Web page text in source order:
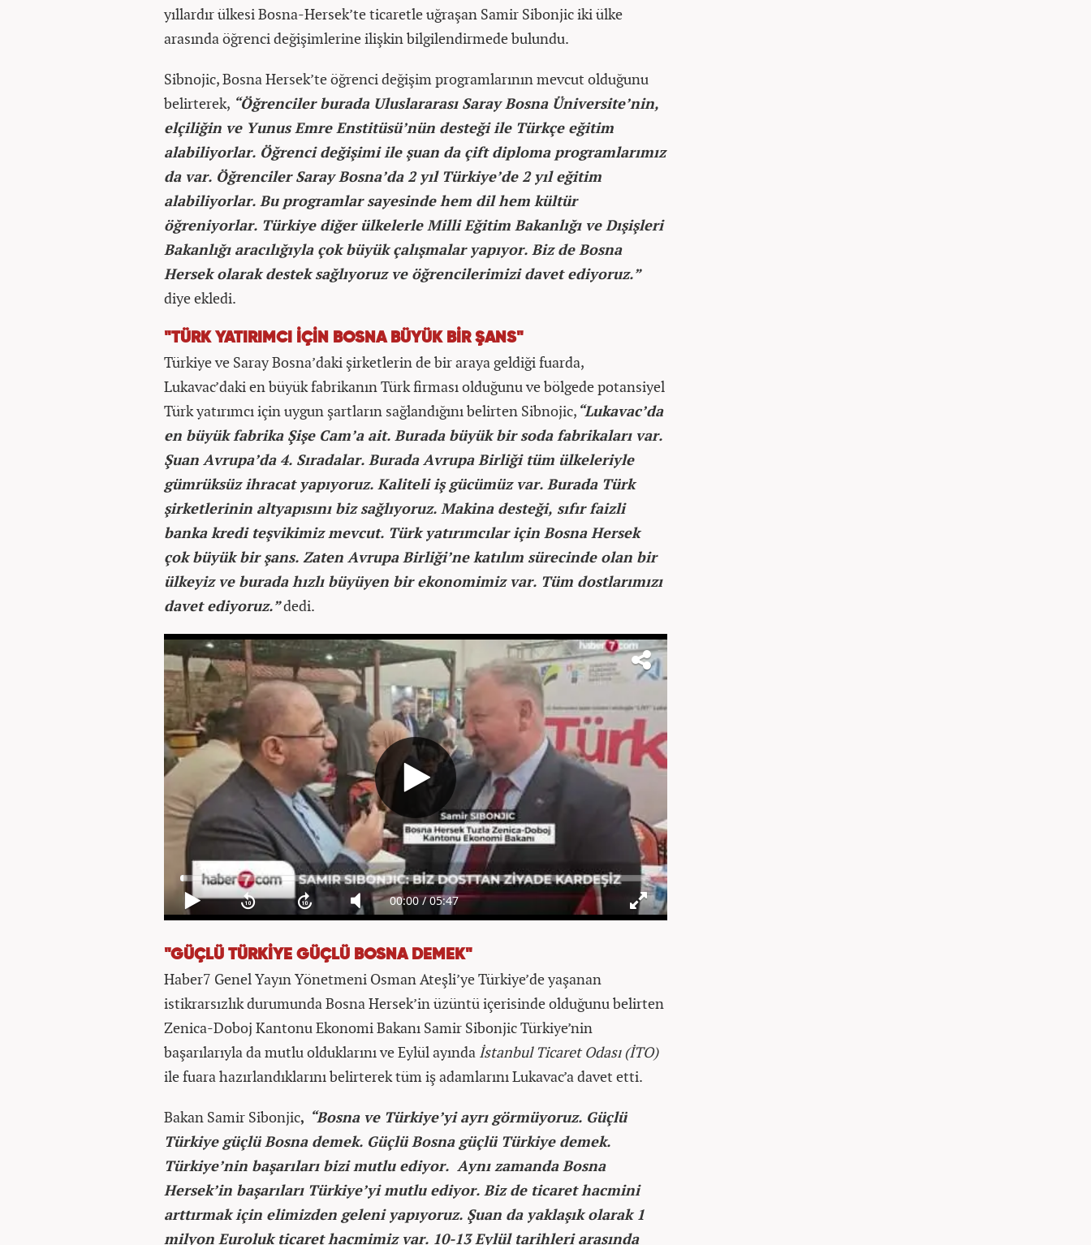
yıllardır ülkesi Bosna-Hersek’te ticaretle uğraşan Samir Sibonjic iki ülke
arasında öğrenci değişimlerine ilişkin bilgilendirmede bulundu.
Sibnojic, Bosna Hersek’te öğrenci değişim programlarının mevcut olduğunu
belirterek, “Öğrenciler burada Uluslararası Saray Bosna Üniversite’nin,
elçiliğin ve Yunus Emre Enstitüsü’nün desteği ile Türkçe eğitim
alabiliyorlar. Öğrenci değişimi ile şuan da çift diploma programlarımız
da var. Öğrenciler Saray Bosna’da 2 yıl Türkiye’de 2 yıl eğitim
alabiliyorlar. Bu programlar sayesinde hem dil hem kültür
öğreniyorlar. Türkiye diğer ülkelerle Milli Eğitim Bakanlığı ve Dışişleri
Bakanlığı aracılığıyla çok büyük çalışmalar yapıyor. Biz de Bosna
Hersek olarak destek sağlıyoruz ve öğrencilerimizi davet ediyoruz.”
diye ekledi.
"TÜRK YATIRIMCI İÇİN BOSNA BÜYÜK BİR ŞANS"
Türkiye ve Saray Bosna’daki şirketlerin de bir araya geldiği fuarda,
Lukavac’daki en büyük fabrikanın Türk firması olduğunu ve bölgede potansiyel
Türk yatırımcı için uygun şartların sağlandığını belirten Sibnojic, “Lukavac’da
en büyük fabrika Şişe Cam’a ait. Burada büyük bir soda fabrikaları var.
Şuan Avrupa’da 4. Sıradalar. Burada Avrupa Birliği tüm ülkeleriyle
gümrüksüz ihracat yapıyoruz. Kaliteli iş gücümüz var. Burada Türk
şirketlerinin altyapısını biz sağlıyoruz. Makina desteği, sıfır faizli
banka kredi teşvikimiz mevcut. Türk yatırımcılar için Bosna Hersek
çok büyük bir şans. Zaten Avrupa Birliği’ne katılım sürecinde olan bir
ülkeyiz ve burada hızlı büyüyen bir ekonomimiz var. Tüm dostlarımızı
davet ediyoruz.”dedi.
"GÜÇLÜ TÜRKİYE GÜÇLÜ BOSNA DEMEK"
Haber7 Genel Yayın Yönetmeni Osman Ateşli’ye Türkiye’de yaşanan
istikrarsızlık durumunda Bosna Hersek’in üzüntü içerisinde olduğunu belirten
Zenica-Doboj Kantonu Ekonomi Bakanı Samir Sibonjic Türkiye’nin
başarılarıyla da mutlu olduklarını ve Eylül ayında İstanbul Ticaret Odası (İTO)
ile fuara hazırlandıklarını belirterek tüm iş adamlarını Lukavac’a davet etti.
Bakan Samir Sibonjic, “Bosna ve Türkiye’yi ayrı görmüyoruz. Güçlü
Türkiye güçlü Bosna demek. Güçlü Bosna güçlü Türkiye demek.
Türkiye’nin başarıları bizi mutlu ediyor. Aynı zamanda Bosna
Hersek’in başarıları Türkiye’yi mutlu ediyor. Biz de ticaret hacmini
arttırmak için elimizden geleni yapıyoruz. Şuan da yaklaşık olarak 1
milyon Euroluk ticaret hacmimiz var. 10-13 Eylül tarihleri arasında